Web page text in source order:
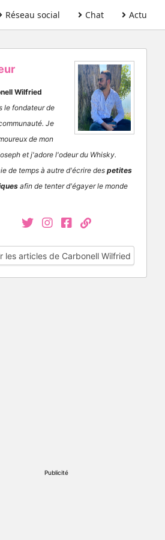
Réseau social Chat Actu
Wilfried
le fondateur de
Je
de mon
et j'adore l'odeur du Whisky.
de temps à autre d'écrire despetites
afin de tenter d'égayer le monde
les articles de Carbonell Wilfried
Publicité